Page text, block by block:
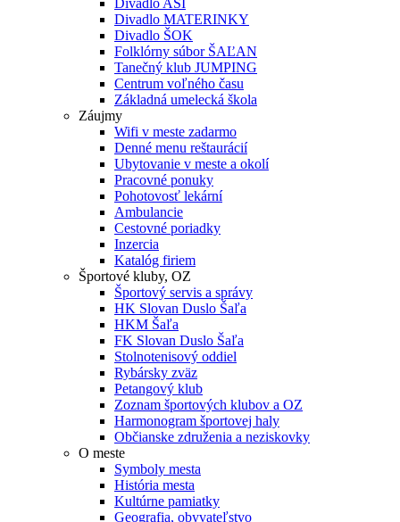
Divadlo ASI
Divadlo MATERINKY
Divadlo ŠOK
Folklórny súbor ŠAĽAN
Tanečný klub JUMPING
Centrum voľného času
Základná umelecká škola
Záujmy
Wifi v meste zadarmo
Denné menu reštaurácií
Ubytovanie v meste a okolí
Pracovné ponuky
Pohotovosť lekární
Ambulancie
Cestovné poriadky
Inzercia
Katalóg firiem
Športové kluby, OZ
Športový servis a správy
HK Slovan Duslo Šaľa
HKM Šaľa
FK Slovan Duslo Šaľa
Stolnotenisový oddiel
Rybársky zväz
Petangový klub
Zoznam športových klubov a OZ
Harmonogram športovej haly
Občianske združenia a neziskovky
O meste
Symboly mesta
História mesta
Kultúrne pamiatky
Geografia, obyvateľstvo